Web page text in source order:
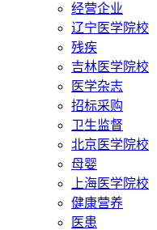
经营企业
辽宁医学院校
残疾
吉林医学院校
医学杂志
招标采购
卫生监督
北京医学院校
母婴
上海医学院校
健康营养
医患